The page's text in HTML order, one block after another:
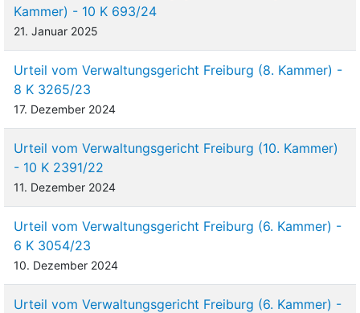
Kammer) - 10 K 693/24
21. Januar 2025
Urteil vom Verwaltungsgericht Freiburg (8. Kammer) -
8 K 3265/23
17. Dezember 2024
Urteil vom Verwaltungsgericht Freiburg (10. Kammer)
- 10 K 2391/22
11. Dezember 2024
Urteil vom Verwaltungsgericht Freiburg (6. Kammer) -
6 K 3054/23
10. Dezember 2024
Urteil vom Verwaltungsgericht Freiburg (6. Kammer) -